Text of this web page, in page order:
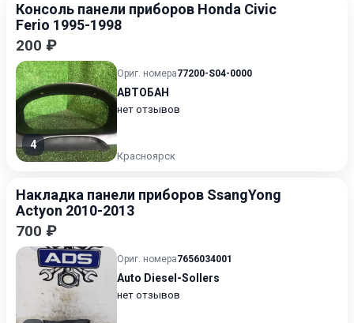
Консоль панели приборов Honda Civic
Ferio 1995-1998
200 ₽
4
Ориг. номера77200-S04-0000
АВТОБАН
нет отзывов
Красноярск
Накладка панели приборов SsangYong
Actyon 2010-2013
700 ₽
Ориг. номера7656034001
Auto Diesel-Sollers
нет отзывов